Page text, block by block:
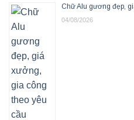
Chữ Alu gương đẹp,
04/08/2026